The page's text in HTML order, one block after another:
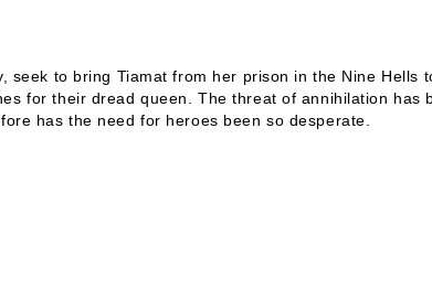
to bring Tiamat from her prison in the Nine Hells
for their dread queen. The threat of annihilation has
has the need for heroes been so desperate.